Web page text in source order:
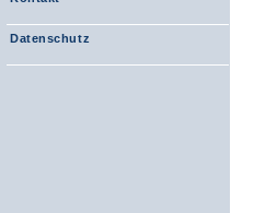
Datenschutz